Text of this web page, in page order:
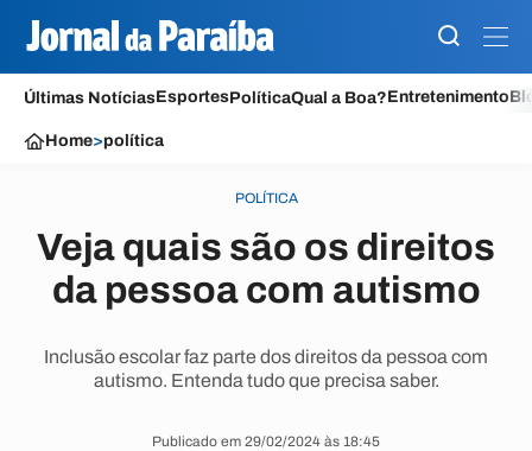
Últimas NotíciasEsportesPolíticaQual a Boa?Entretenimento
Home>política
POLÍTICA
Veja quais são os direitos
da pessoa com autismo
Inclusão escolar faz parte dos direitos da pessoa com
autismo. Entenda tudo que precisa saber.
Publicado em 29/02/2024 às 18:45